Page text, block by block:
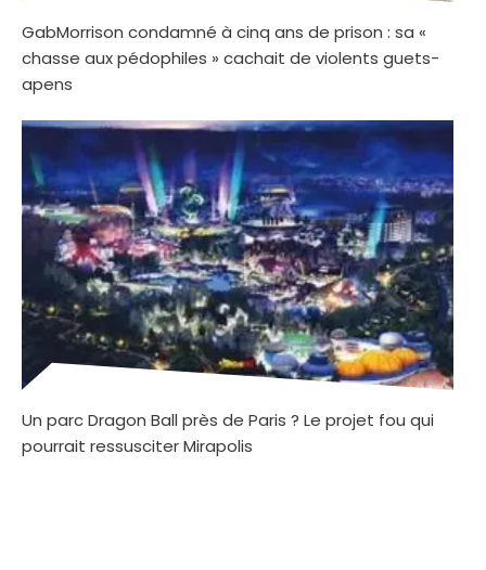
GabMorrison condamné à cinq ans de prison : sa «
chasse aux pédophiles » cachait de violents guets-
apens
Un parc Dragon Ball près de Paris ? Le projet fou qui
pourrait ressusciter Mirapolis